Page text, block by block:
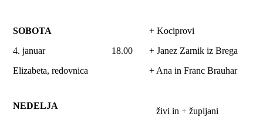
SOBOTA
4. januar
Elizabeta, redovnica
18.00
+ Kociprovi
+ Janez Zarnik iz Brega
+ Ana in Franc Brauhar
NEDELJA
živi in + župljani